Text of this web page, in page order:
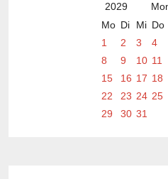
2029
Mo Di Mi Do
1
2 3 4
8
9 10 11
15
16 17 18
22
23 24 25
29
30 31